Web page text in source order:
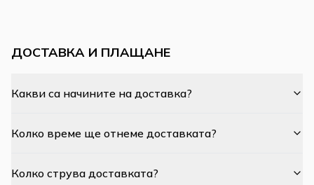
ДОСТАВКА И ПЛАЩАНЕ
Какви са начините на доставка?
Колко време ще отнеме доставката?
Колко струва доставката?